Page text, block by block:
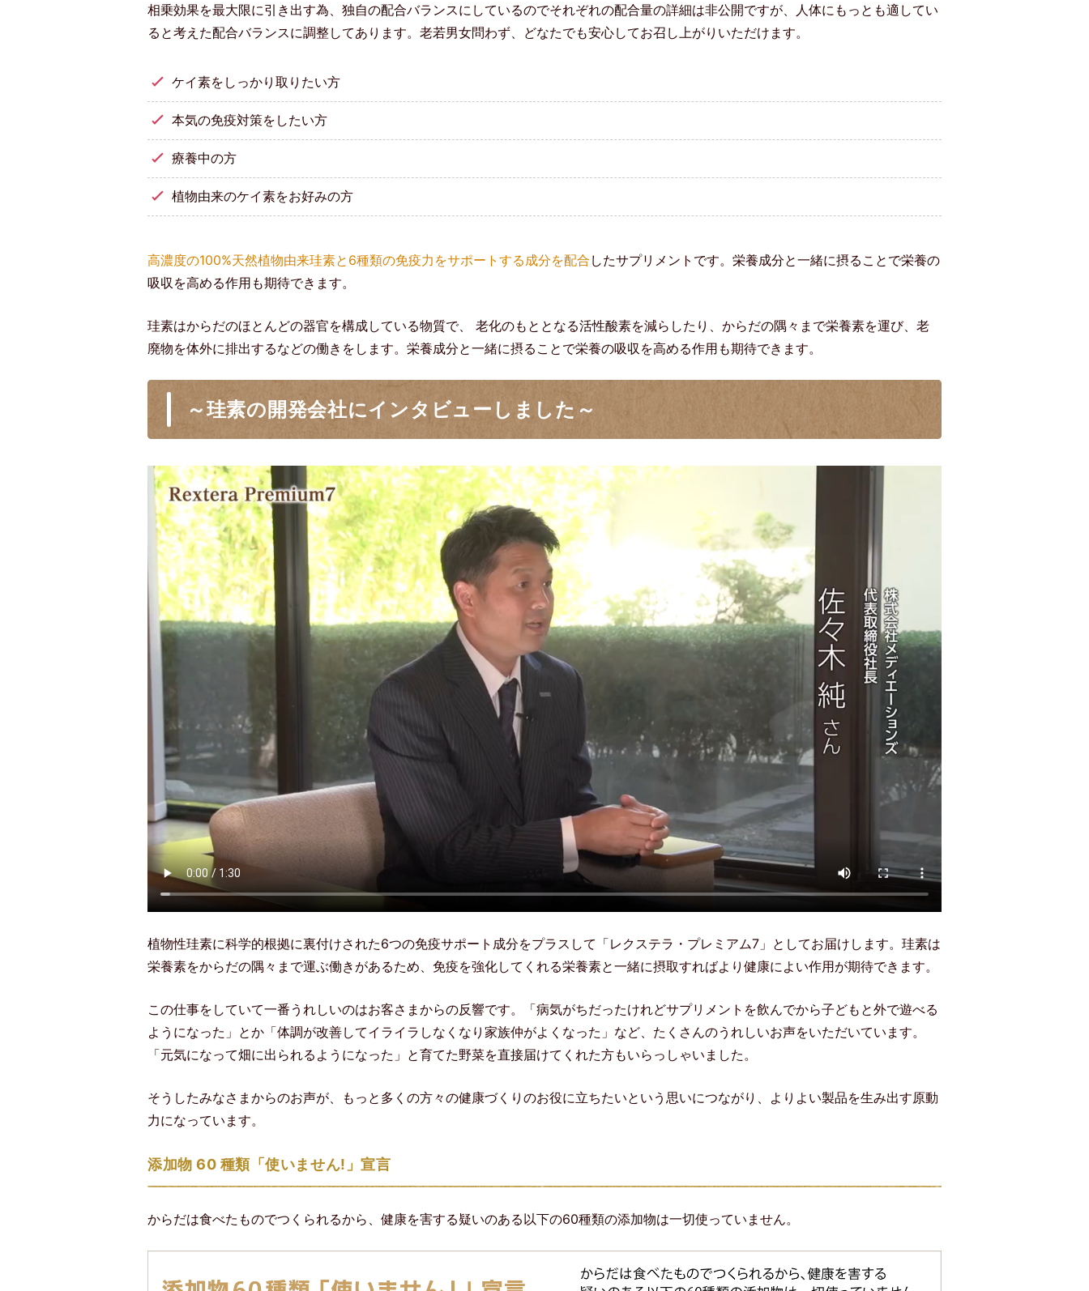
相乗効果を最大限に引き出す為、独自の配合バランスにしているのでそれぞれの配合量の詳細は非公開ですが、人体にもっとも適してい
ると考えた配合バランスに調整してあります。老若男女問わず、どなたでも安心してお召し上がりいただけます。
ケイ素をしっかり取りたい方
本気の免疫対策をしたい方
療養中の方
植物由来のケイ素をお好みの方
高濃度の100%天然植物由来珪素と6種類の免疫力をサポートする成分を配合 したサプリメントです。栄養成分と一緒に摂ることで栄養の
吸収を高める作用も期待できます。
珪素はからだのほとんどの器官を構成している物質で、 老化のもととなる活性酸素を減らしたり、からだの隅々まで栄養素を運び、老
廃物を体外に排出するなどの働きをします。栄養成分と一緒に摂ることで栄養の吸収を高める作用も期待できます。
～珪素の開発会社にインタビューしました～
植物性珪素に科学的根拠に裏付けされた6つの免疫サポート成分をプラスして「レクステラ・プレミアム7」としてお届けします。珪素は
栄養素をからだの隅々まで運ぶ働きがあるため、免疫を強化してくれる栄養素と一緒に摂取すればより健康によい作用が期待できます。
この仕事をしていて一番うれしいのはお客さまからの反響です。「病気がちだったけれどサプリメントを飲んでから子どもと外で遊べる
ようになった」とか「体調が改善してイライラしなくなり家族仲がよくなった」など、たくさんのうれしいお声をいただいています。
「元気になって畑に出られるようになった」と育てた野菜を直接届けてくれた方もいらっしゃいました。
そうしたみなさまからのお声が、もっと多くの方々の健康づくりのお役に立ちたいという思いにつながり、よりよい製品を生み出す原動
力になっています。
添加物 60 種類「使いません!」宣言
からだは食べたものでつくられるから、健康を害する疑いのある以下の60種類の添加物は一切使っていません。